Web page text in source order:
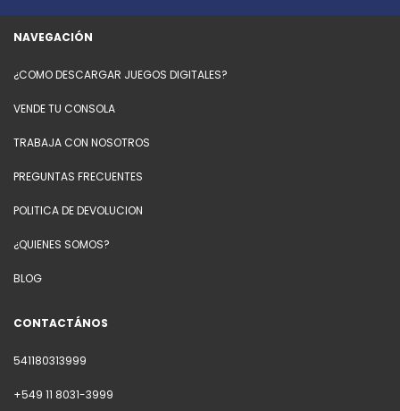
NAVEGACIÓN
¿COMO DESCARGAR JUEGOS DIGITALES?
VENDE TU CONSOLA
TRABAJA CON NOSOTROS
PREGUNTAS FRECUENTES
POLITICA DE DEVOLUCION
¿QUIENES SOMOS?
BLOG
CONTACTÁNOS
541180313999
+549 11 8031-3999